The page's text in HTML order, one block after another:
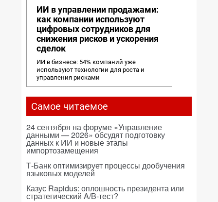
ИИ в управлении продажами:
как компании используют
цифровых сотрудников для
снижения рисков и ускорения
сделок
ИИ в бизнесе: 54% компаний уже
используют технологии для роста и
управления рисками
Самое читаемое
24 сентября на форуме «Управление
данными — 2026» обсудят подготовку
данных к ИИ и новые этапы
импортозамещения
Т-Банк оптимизирует процессы дообучения
языковых моделей
Казус Rapidus: оплошность президента или
стратегический A/B-тест?